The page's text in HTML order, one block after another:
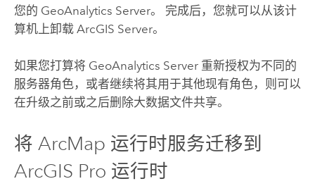
您的 GeoAnalytics Server。 完成后，您就可以从该计
算机上卸载 ArcGIS Server。
如果您打算将 GeoAnalytics Server重新授权为不同的
服务器角色，或者继续将其用于其他现有角色，则可以
在升级之前或之后删除大数据文件共享。
将 ArcMap 运行时服务迁移到
ArcGIS Pro 运行时